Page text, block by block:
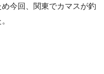
今回、関東でカマスが釣